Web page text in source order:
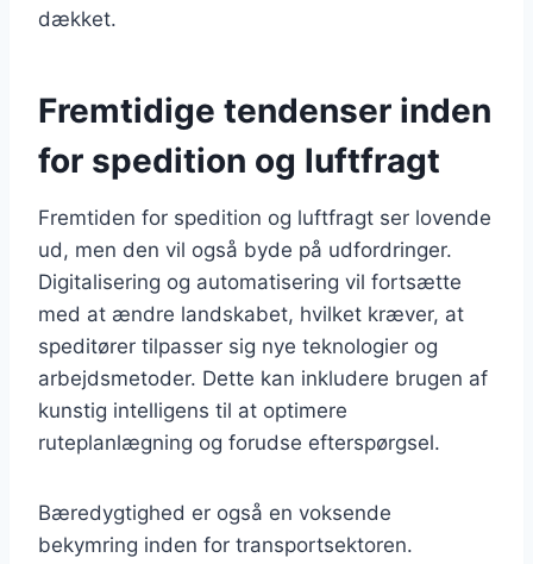
dækket.
Fremtidige tendenser inden
for spedition og luftfragt
Fremtiden for spedition og luftfragt ser lovende
ud, men den vil også byde på udfordringer.
Digitalisering og automatisering vil fortsætte
med at ændre landskabet, hvilket kræver, at
speditører tilpasser sig nye teknologier og
arbejdsmetoder. Dette kan inkludere brugen af
kunstig intelligens til at optimere
ruteplanlægning og forudse efterspørgsel.
Bæredygtighed er også en voksende
bekymring inden for transportsektoren.